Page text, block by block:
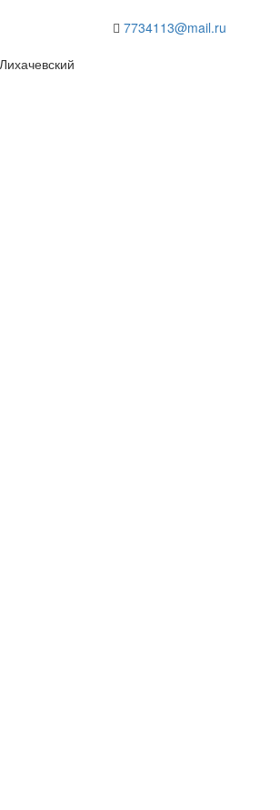
7734113@mail.ru